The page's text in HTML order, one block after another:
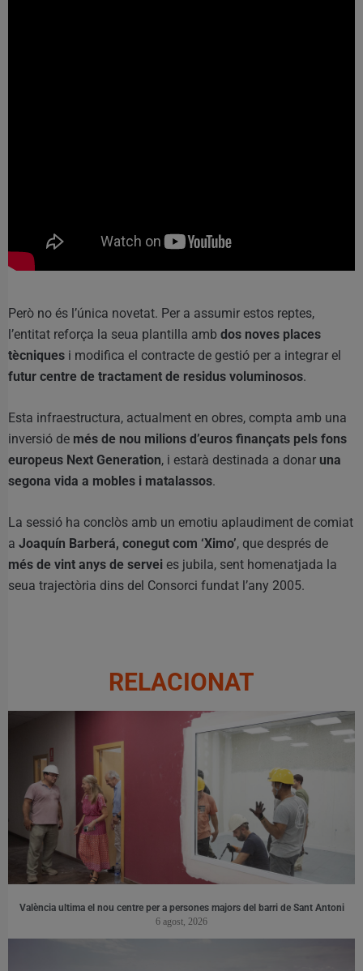
Però no és l’única novetat. Per a assumir estos reptes,
l’entitat reforça la seua plantilla amb dos noves places
tècniques i modifica el contracte de gestió per a integrar el
futur centre de tractament de residus voluminosos.
Esta infraestructura, actualment en obres, compta amb una
inversió de més de nou milions d’euros finançats pels fons
europeus Next Generation, i estarà destinada a donar una
segona vida a mobles i matalassos.
La sessió ha conclòs amb un emotiu aplaudiment de comiat
a Joaquín Barberá, conegut com ‘Ximo’, que després de
més de vint anys de servei es jubila, sent homenatjada la
seua trajectòria dins del Consorci fundat l’any 2005.
RELACIONAT
València ultima el nou centre per a persones majors del barri de Sant Antoni
6 agost, 2026